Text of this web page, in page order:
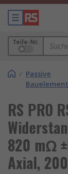
Teile-Nr.
/ Passive
RS PRO
820 mΩ
Axial,